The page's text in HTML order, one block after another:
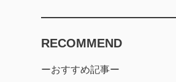
RECOMMEND
ーおすすめ記事ー